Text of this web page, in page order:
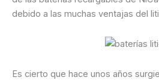
debido a las muchas ventajas del
Es cierto que hace unos años